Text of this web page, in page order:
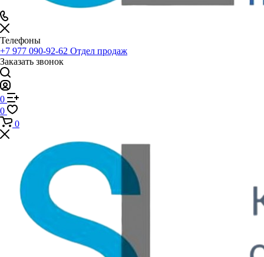
Телефоны
+7 977 090-92-62 Отдел продаж
Заказать звонок
0
0
0